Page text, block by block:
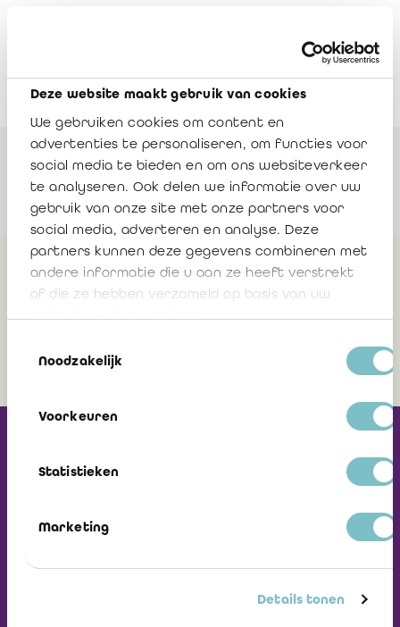
Deze website maakt gebruik van cookies
We gebruiken cookies om content en
advertenties te personaliseren, om functies voor
social media te bieden en om ons websiteverkeer
te analyseren. Ook delen we informatie over uw
gebruik van onze site met onze partners voor
social media, adverteren en analyse. Deze
partners kunnen deze gegevens combineren met
andere informatie die u aan ze heeft verstrekt
of die ze hebben verzameld op basis van uw
Noodzakelijk
Voorkeuren
Statistieken
Marketing
Details tonen
Albert II-laan, 19 Boulevard du Roi Albert II -
1210 Brussel/Bruxelles
Sprekers
Meer info
Nieuwsbrief
Ga naar ICCI website